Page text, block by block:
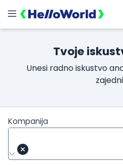
Tvoje
Unesi radno iskustvo
Kompanija
/kompanije/iskustvo/